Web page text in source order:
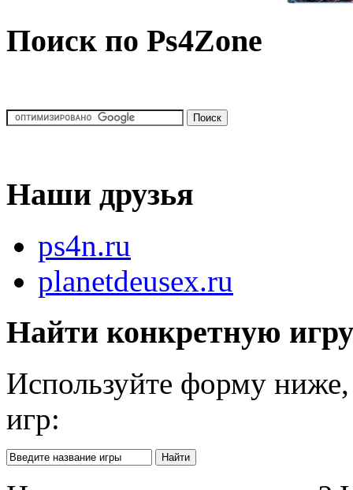
Поиск по Ps4Zone
Наши друзья
ps4n.ru
planetdeusex.ru
Найти конкретную
Используйте форму
игр: